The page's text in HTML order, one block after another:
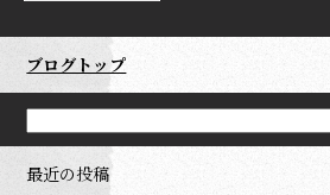
ブログトップ
最近の投稿